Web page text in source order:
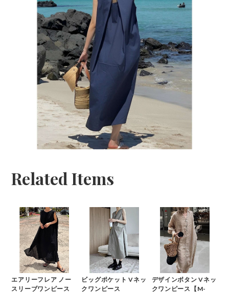
Related Items
エアリーフレア ノー
スリーブワンピース
ビッグポケット Vネッ
クワンピース
デザインボタン Vネッ
クワンピース【M-